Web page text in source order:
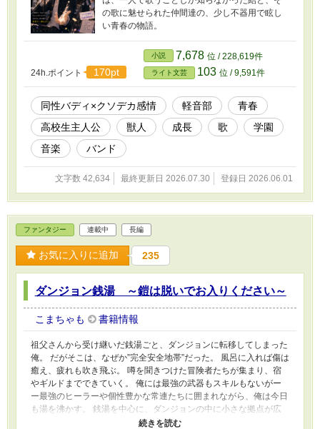
の歌に魅せられた仲間達の、少し不器用で眩し
い青春の物語。
24h.ポイント 170pt
小説 7,678 位 / 228,619件
ライト文芸 103 位 / 9,591件
同性バディ×クソデカ感情 軽音部
青春
高校生主人公
獣人 成長 歌
学園
音楽
バンド
文字数 42,634 最終更新日 2026.07.30 登録日 2026.06.01
ファンタジー 連載中 長編
お気に入りに追加 235
ダンジョン銭湯 ～鎧は脱いでお入りください～
こまちゃも 書籍情報
祖父さんから受け継いだ銭湯ごと、ダンジョンに転移してしまった
俺。 だがそこは、なぜか”完全安全地帯”だった。 風呂に入れば傷は
癒え、疲れも吹き飛ぶ。 噂を聞きつけた冒険者たちが集まり、宿
やギルドまでできていく。 俺には最強の武器もスキルもないがー
ー最強のヒーラーや個性豊かな常連たちに囲まれながら、俺は今日
も湯を沸かす。 銭湯を中心に、ダンジョンの中に小さな拠点が広
がっていく。 ――ダンジョン銭湯、本日も営業中。 人情系ドタバ